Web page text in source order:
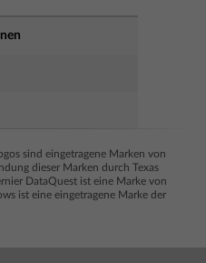
sind eingetragene Marken von
dieser Marken durch Texas
DataQuest ist eine Marke von
ist eine eingetragene Marke der